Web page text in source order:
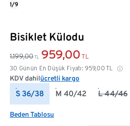
Bisiklet Külodu
1.199,00 TL 959,00 TL
30 Günün En Düşük Fiyatı: 959,00 TL
KDV dahilücretli kargo
S 36/38 M 40/42 L 44/46
Beden Tablosu
1/9